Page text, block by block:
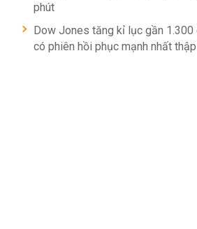
phút
Dow Jones tăng kỉ lục gần 1.300
có phiên hồi phục mạnh nhất